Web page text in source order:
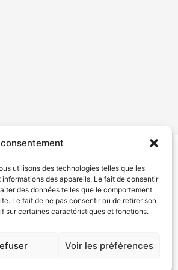
utilisons des technologies telles que les
des appareils. Le fait de consentir
des données telles que le comportement
Le fait de ne pas consentir ou de retirer son
sur certaines caractéristiques et fonctions.
Voir les préférences
de confidentialité